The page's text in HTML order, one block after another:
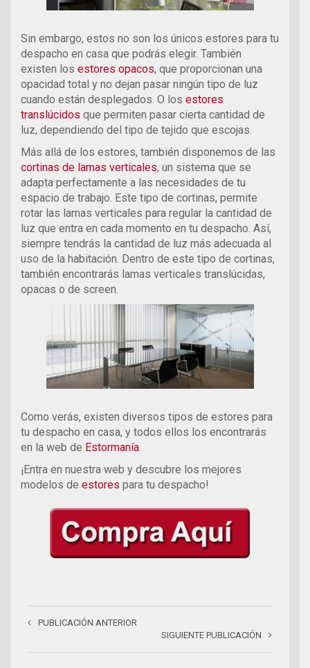
Sin embargo, estos no son los únicos estores para tu
despacho en casa que podrás elegir. También
existen los estores opacos, que proporcionan una
opacidad total y no dejan pasar ningún tipo de luz
cuando están desplegados. O los estores
translúcidos que permiten pasar cierta cantidad de
luz, dependiendo del tipo de tejido que escojas.
Más allá de los estores, también disponemos de las
cortinas de lamas verticales, un sistema que se
adapta perfectamente a las necesidades de tu
espacio de trabajo. Este tipo de cortinas, permite
rotar las lamas verticales para regular la cantidad de
luz que entra en cada momento en tu despacho. Así,
siempre tendrás la cantidad de luz más adecuada al
uso de la habitación. Dentro de este tipo de cortinas,
también encontrarás lamas verticales translúcidas,
opacas o de screen.
Como verás, existen diversos tipos de estores para
tu despacho en casa, y todos ellos los encontrarás
en la web de Estormanía.
¡Entra en nuestra web y descubre los mejores
modelos de estores para tu despacho!
PUBLICACIÓN ANTERIOR
SIGUIENTE PUBLICACIÓN